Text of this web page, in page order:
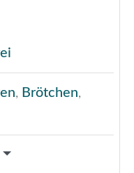
, Brötchen,